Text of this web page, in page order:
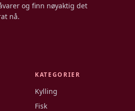
og finn nøyaktig det
nå.
KATEGORIER
Kylling
Fisk